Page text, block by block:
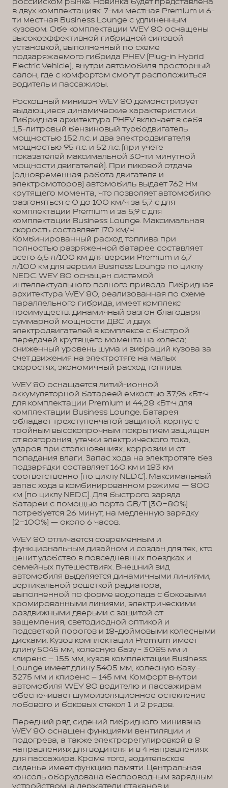
в двух комплектациях: 7-ми местная Premium и 6-
ти местная Business Lounge с удлиненным
кузовом. Обе комплектации WEY 80 оснащены
высокоэффективной гибридной силовой
установкой, выполненный по схеме
подзаряжаемого гибрида PHEV (Plug-in Hybrid
Electric Vehicle), внутри автомобиля просторный
салон, где с комфортом смогут расположиться
водитель и пассажиры.
Роскошный минивэн WEY 80 демонстрирует
выдающиеся динамические характеристики.
Гибридная архитектура PHEV включает в себя
1,5-литровый бензиновый турбодвигатель
мощностью 152 л.с. и два электродвигателя
мощностью 95 л.с. и 52 л.с. (при учёте
показателей максимальной 30-ти минутной
мощности двигателей). При пиковой отдаче
(одновременная работа двигателя и
электромоторов) автомобиль выдает 762 Нм
крутящего момента, что позволяет автомобилю
разгоняться с 0 до 100 км/ч за 5,7 с для
комплектации Premium и за 5,9 с для
комплектации Business Lounge. Максимальная
скорость составляет 170 км/ч.
Комбинированный расход топлива при
полностью разряженной батарее составляет
всего 6,5 л/100 км для версии Premium и 6,7
л/100 км для версии Business Lounge по циклу
NEDC. WEY 80 оснащен системой
интеллектуального полного привода. Гибридная
архитектура WEY 80, реализованная по схеме
параллельного гибрида, имеет комплекс
преимуществ: динамичный разгон благодаря
суммарной мощности ДВС и двух
электродвигателей в комплексе с быстрой
передачей крутящего момента на колеса;
сниженный уровень шума и вибраций кузова за
счет движения на электротяге на малых
скоростях; экономичный расход топлива.
WEY 80 оснащается литий-ионной
аккумуляторной батареей емкостью 37,96 кВт⋅ч
для комплектации Premium и 44,28 кВт⋅ч для
комплектации Business Lounge. Батарея
обладает трехступенчатой защитой: корпус с
тройным высокопрочным покрытием защищен
от возгорания, утечки электрического тока,
ударов при столкновениях, коррозии и от
попадания влаги. Запас хода на электротяге без
подзарядки составляет 160 км и 183 км
соответственно (по циклу NEDC). Максимальный
запас хода в комбинированном режиме — 800
км (по циклу NEDC). Для быстрого заряда
батареи с помощью порта GB/T (30−80%)
потребуется 26 минут, на медленную зарядку
(2−100%) — около 6 часов.
WEY 80 отличается современным и
функциональным дизайном и создан для тех, кто
ценит удобство в повседневных поездках и
семейных путешествиях. Внешний вид
автомобиля выделяется динамичными линиями,
вертикальной решеткой радиатора,
выполненной по форме водопада с боковыми
хромированными линиями, электрическими
раздвижными дверьми с защитой от
защемления, светодиодной оптикой и
подсветкой порогов и 18-дюймовыми колесными
дисками. Кузов комплектации Premium имеет
длину 5045 мм, колесную базу - 3085 мм и
клиренс – 155 мм, кузов комплектации Business
Lounge имеет длину 5405 мм, колесную базу -
3275 мм и клиренс – 145 мм. Комфорт внутри
автомобиля WEY 80 водителю и пассажирам
обеспечивает шумоизоляционное остекление
лобового и боковых стекол 1 и 2 рядов.
Передний ряд сидений гибридного минивэна
WEY 80 оснащен функциями вентиляции и
подогрева, а также электрорегулировкой в 8
направлениях для водителя и в 4 направлениях
для пассажира. Кроме того, водительское
сиденье имеет функцию памяти. Центральная
консоль оборудована беспроводным зарядным